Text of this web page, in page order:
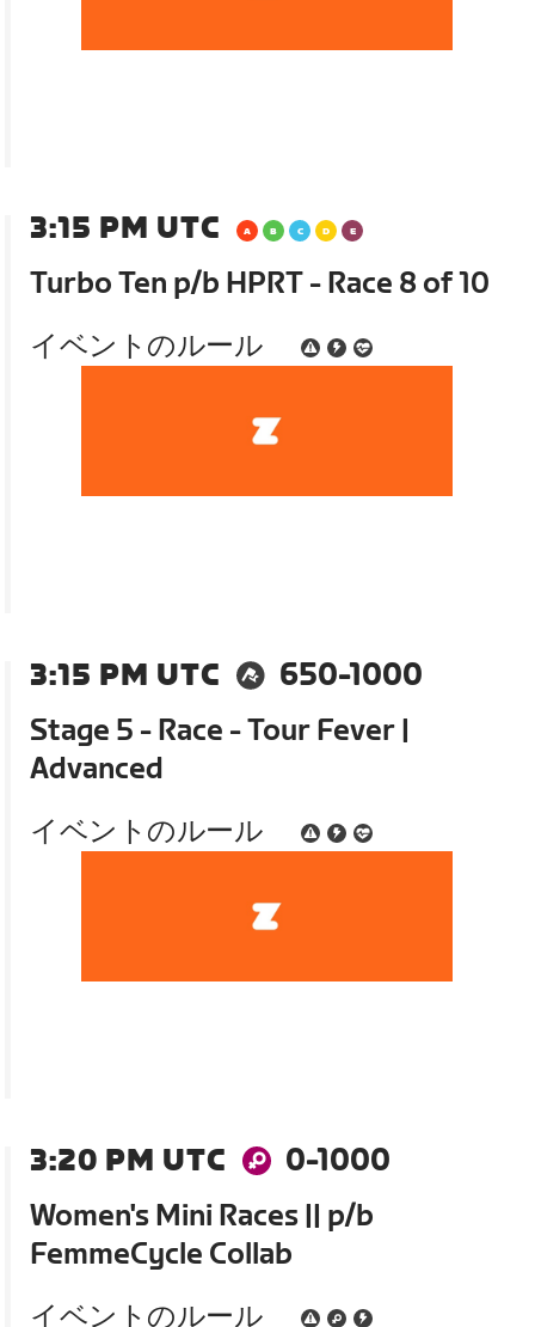
3:15 PM UTC
Turbo Ten p/b HPRT - Race 8 of 10
イベントのルール
3:15 PM UTC
650-1000
Stage 5 - Race - Tour Fever |
Advanced
イベントのルール
3:20 PM UTC
0-1000
Women's Mini Races || p/b
FemmeCycle Collab
イベントのルール